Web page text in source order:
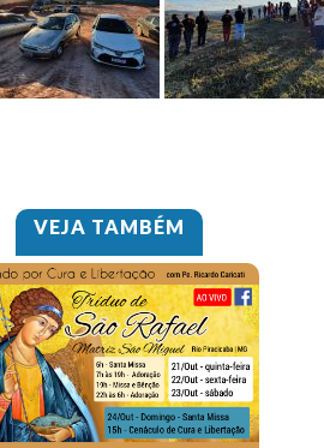
VEJA TAMBÉM